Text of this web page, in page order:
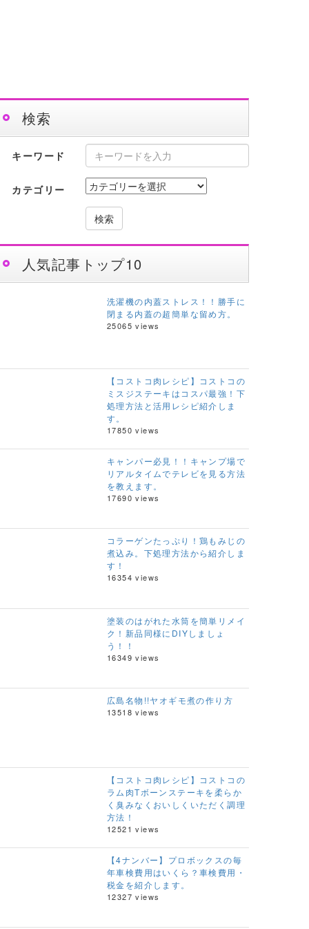
検索
キーワード
カテゴリー
検索
人気記事トップ10
洗濯機の内蓋ストレス！！勝手に
閉まる内蓋の超簡単な留め方。
25065 views
【コストコ肉レシピ】コストコの
ミスジステーキはコスパ最強！下
処理方法と活用レシピ紹介しま
す。
17850 views
キャンパー必見！！キャンプ場で
リアルタイムでテレビを見る方法
を教えます。
17690 views
コラーゲンたっぷり！鶏もみじの
煮込み。下処理方法から紹介しま
す！
16354 views
塗装のはがれた水筒を簡単リメイ
ク！新品同様にDIYしましょ
う！！
16349 views
広島名物!!ヤオギモ煮の作り方
13518 views
【コストコ肉レシピ】コストコの
ラム肉Tボーンステーキを柔らか
く臭みなくおいしくいただく調理
方法！
12521 views
【4ナンバー】プロボックスの毎
年車検費用はいくら？車検費用・
税金を紹介します。
12327 views